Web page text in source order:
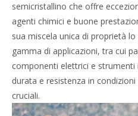
semicristallino che offre
agenti chimici e buone
sua miscela unica di proprietà
gamma di applicazioni, tra cui
componenti elettrici e strumenti
durata e resistenza in
cruciali.